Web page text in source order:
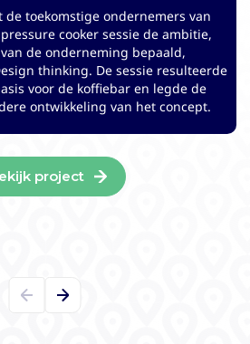
de toekomstige ondernemers van
cooker sessie de ambitie,
de onderneming bepaald,
thinking. De sessie resulteerde
voor de koffiebar en legde de
ontwikkeling van het concept.
project
Hostels
purpose-driven hostelorganisatie
staat. Mede vanwege de
marktomstandigheden had de
om haar strategie tegen het licht te
aan te passen. Firstmate